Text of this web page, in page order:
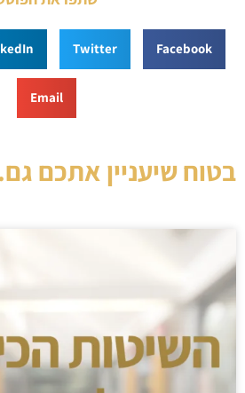
Facebook
Twitter
Email
בטוח שיעניין אתכם